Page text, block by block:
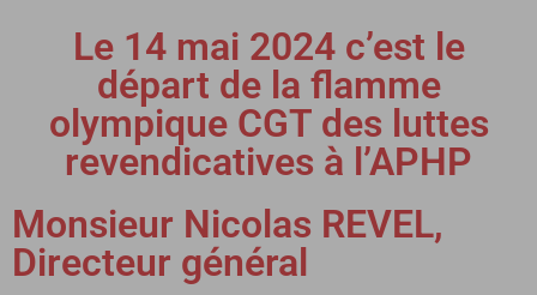
Le 14 mai 2024 c’est le
départ de la flamme
olympique CGT des luttes
revendicatives à l’APHP
Monsieur Nicolas REVEL,
Directeur général